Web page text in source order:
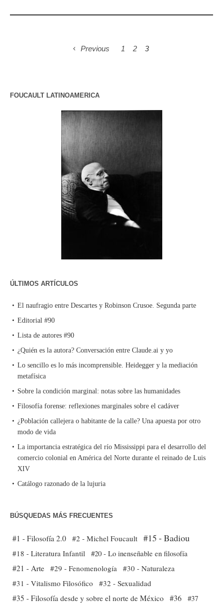
Previous 1 2 3
FOUCAULT LATINOAMERICA
ÚLTIMOS ARTÍCULOS
El naufragio entre Descartes y Robinson Crusoe. Segunda parte
Editorial #90
Lista de autores #90
¿Quién es la autora? Conversación entre Claude.ai y yo
Lo sencillo es lo más incomprensible. Heidegger y la mediación
metafísica
Sobre la condición marginal: notas sobre las humanidades
Filosofía forense: reflexiones marginales sobre el cadáver
¿Población callejera o habitante de la calle? Una apuesta por otro
modo de vida
La importancia estratégica del río Mississippi para el desarrollo del
comercio colonial en América del Norte durante el reinado de Luis
XIV
Catálogo razonado de la lujuria
BÚSQUEDAS MÁS FRECUENTES
#1 - Filosofía 2.0 #2 - Michel Foucault #15 - Badiou
#18 - Literatura Infantil #20 - Lo inenseñable en filosofía
#21 - Arte #29 - Fenomenología
#30 - Naturaleza
#31 - Vitalismo Filosófico
#32 - Sexualidad
#35 - Filosofía desde y sobre el norte de México #36 #37